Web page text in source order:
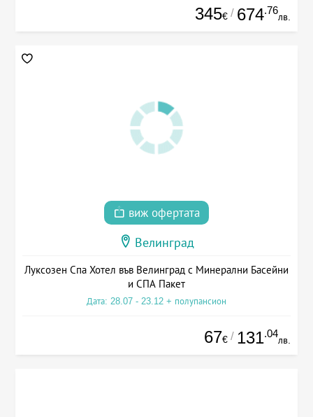
345€ / 674.76
лв.
виж офертата
Велинград
Луксозен Спа Хотел във Велинград с Минерални Басейни
и СПА Пакет
Дата: 28.07 - 23.12 + полупансион
67€ / 131.04
лв.